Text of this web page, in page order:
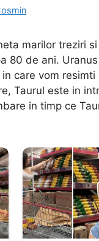
marilor treziri
80 de ani.
care vom
Taurul este in
in timp ce